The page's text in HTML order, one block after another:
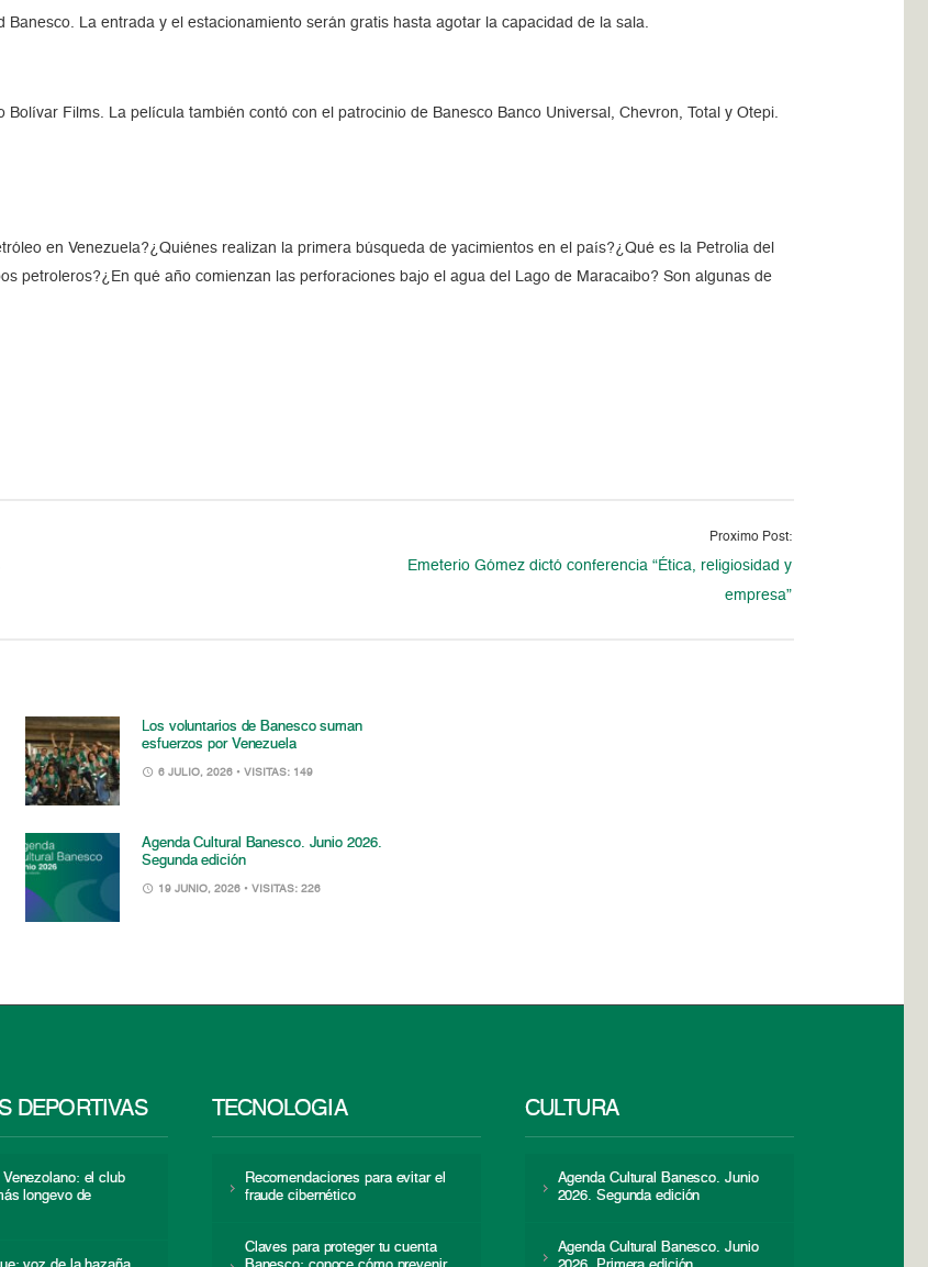
Banesco. La entrada y el estacionamiento serán gratis hasta agotar la capacidad de la sala.
Films. La película también contó con el patrocinio de Banesco Banco Universal, Chevron, Total y Otepi.
en Venezuela?¿Quiénes realizan la primera búsqueda de yacimientos en el país?¿Qué es la Petrolia del
petroleros?¿En qué año comienzan las perforaciones bajo el agua del Lago de Maracaibo? Son algunas de
Proximo Post:
Emeterio Gómez dictó conferencia “Ética, religiosidad y
empresa”
Los voluntarios de Banesco suman
esfuerzos por Venezuela
6 JULIO, 2026 • VISITAS: 149
Agenda Cultural Banesco. Junio 2026.
Segunda edición
19 JUNIO, 2026 • VISITAS: 226
DEPORTIVAS
el club
longevo de
TECNOLOGÍA
Recomendaciones para evitar el
fraude cibernético
Claves para proteger tu cuenta
CULTURA
Agenda Cultural Banesco. Junio
2026. Segunda edición
Agenda Cultural Banesco. Junio